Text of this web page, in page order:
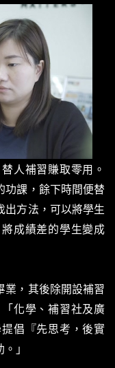
人補習賺取零用。
功課，餘下時間便替
出方法，可以將學生
成績差的學生變成
業，其後除開設補習
化學、補習社及廣
倡『先思考，後實
」